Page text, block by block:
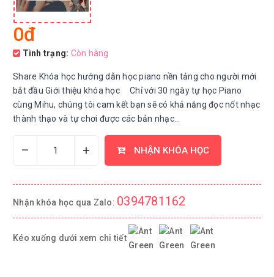
0đ
Tình trạng: Còn hàng
Share Khóa học hướng dẫn học piano nền tảng cho người mới
bắt đầu Giới thiệu khóa học Chỉ với 30 ngày tự học Piano
cùng Mihu, chúng tôi cam kết bạn sẽ có khả năng đọc nốt nhạc
thành thạo và tự chơi được các bản nhạc...
– + NHẬN KHÓA HỌC
Nhận khóa học qua Zalo: 0394781162
Kéo xuống dưới xem chi tiết